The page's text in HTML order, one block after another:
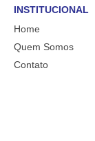
INSTITUCIONAL
Home
Quem Somos
Contato